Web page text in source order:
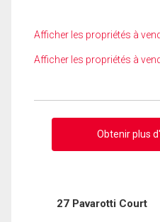
Afficher les propriétés à
Afficher les propriétés à
Obtenir plus
27 Pavarotti Court